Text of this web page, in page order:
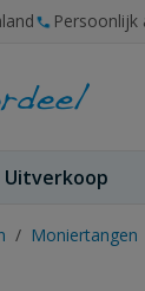
Persoonlijk
Uitverkoop
/ Moniertangen